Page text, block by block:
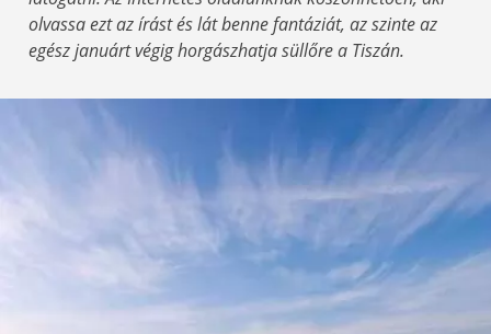
olvassa ezt az írást és lát benne fantáziát, az szinte az
egész januárt végig horgászhatja süllőre a Tiszán.